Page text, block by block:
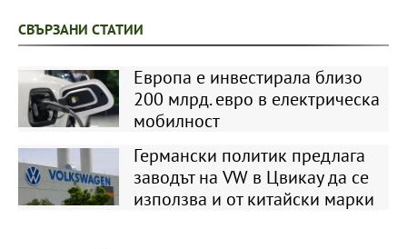
СВЪРЗАНИ СТАТИИ
Европа е инвестирала близо
200 млрд. евро в електрическа
мобилност
Германски политик предлага
заводът на VW в Цвикау да се
използва и от китайски марки